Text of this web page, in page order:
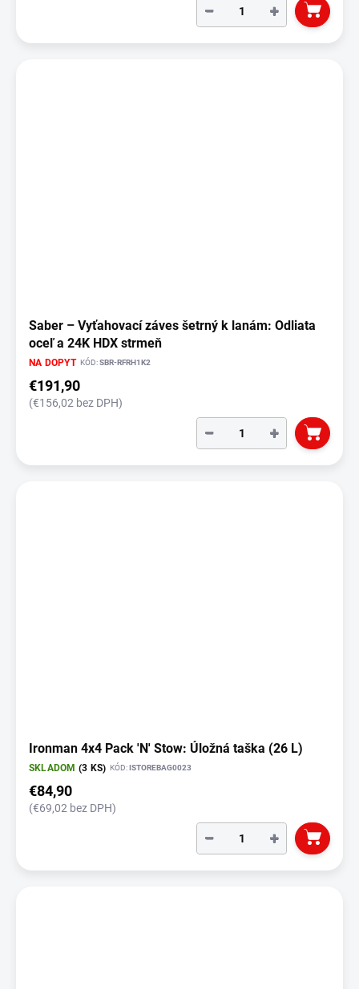
+
−
Saber – Vyťahovací záves šetrný k lanám: Odliata
oceľ a 24K HDX strmeň
NA DOPYT KÓD:SBR-RFRH1K2
€191,90
(€156,02 bez DPH)
+
−
Ironman 4x4 Pack 'N' Stow: Úložná taška (26 L)
SKLADOM (3 KS) KÓD:ISTOREBAG0023
€84,90
(€69,02 bez DPH)
+
−